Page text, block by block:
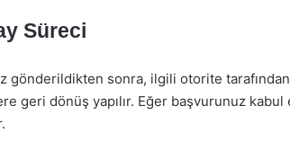
Süreci
gönderildikten sonra, ilgili otorite
geri dönüş yapılır. Eğer başvurunuz